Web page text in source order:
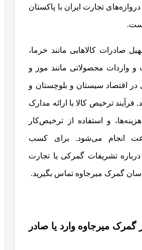
تجارت ایران با پاکستان
صادرات کالاهایی مانند خرما،
و واردات محصولاتی مانند موز و
در اقتصاد سیستان و بلوچستان و
فرآیند ترخیص کالا با ارائه مدارک
و استفاده از ترخیص‌کار
انجام می‌شود. برای کسب
درباره تشریفات گمرکی یا تجارت
گمرک میرجاوه تماس بگیرید.
گمرک میرجاوه وارد یا صادر